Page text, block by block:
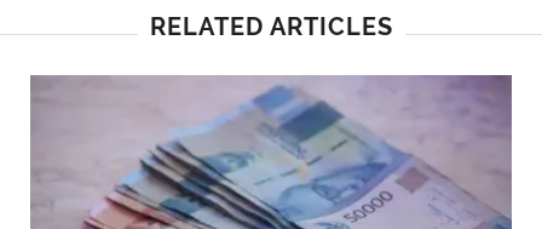
RELATED ARTICLES